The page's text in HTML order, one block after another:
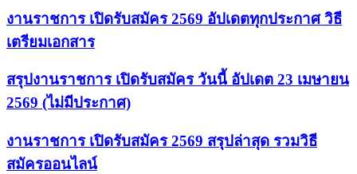
งานราชการ เปิดรับสมัคร 2569 อัปเดตทุกประกาศ วิธี
เตรียมเอกสาร
สรุปงานราชการ เปิดรับสมัคร วันนี้ อัปเดต 23 เมษายน
2569 (ไม่มีประกาศ)
งานราชการ เปิดรับสมัคร 2569 สรุปล่าสุด รวมวิธี
สมัครออนไลน์